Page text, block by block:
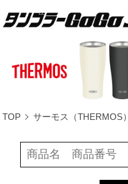
TOP サーモス（THERMOS）